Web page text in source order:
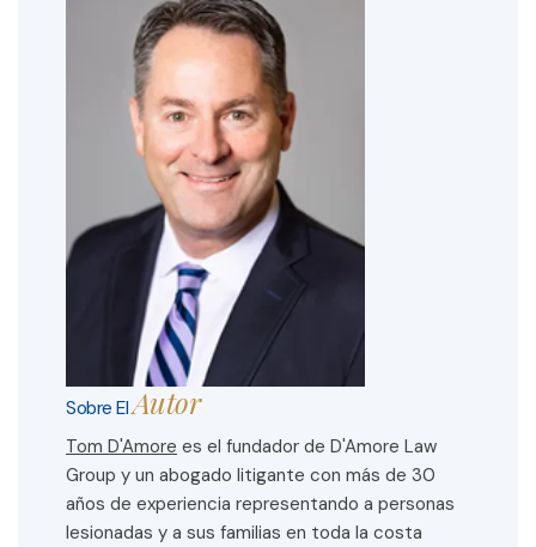
Sobre ElAutor
Tom D'Amore es el fundador de D'Amore Law
Group y un abogado litigante con más de 30
años de experiencia representando a personas
lesionadas y a sus familias en toda la costa